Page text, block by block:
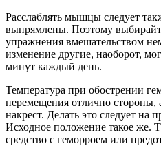
Расслаблять мышцы следует
выпрямлены. Поэтому
упражнения вмешательством
изменение другие, наоборот,
минут каждый день.
Температура при обострении
перемещения отлично стороны,
накрест. Делать это следует на
Исходное положение такое же.
средство с геморроем или